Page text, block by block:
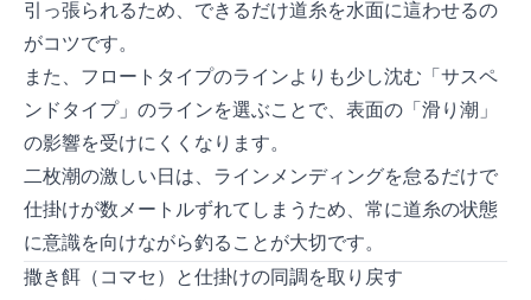
引っ張られるため、できるだけ道糸を水面に這わせるの
がコツです。
また、フロートタイプのラインよりも少し沈む「サスペ
ンドタイプ」のラインを選ぶことで、表面の「滑り潮」
の影響を受けにくくなります。
二枚潮の激しい日は、ラインメンディングを怠るだけで
仕掛けが数メートルずれてしまうため、常に道糸の状態
に意識を向けながら釣ることが大切です。
撒き餌（コマセ）と仕掛けの同調を取り戻す